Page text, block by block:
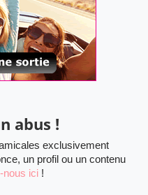
abus !
exclusivement
un profil ou un contenu
nous ici !